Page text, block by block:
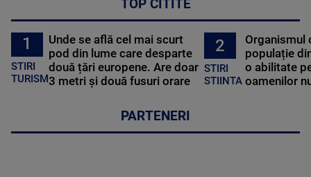
TOP CITITE
1
STIRI
TURISM
Unde se află cel mai scurt
pod din lume care desparte
două țări europene. Are doar
3 metri și două fusuri orare
2
STIRI
STIINTA
Organismul
populație
o abilitate
oamenilor
PARTENERI